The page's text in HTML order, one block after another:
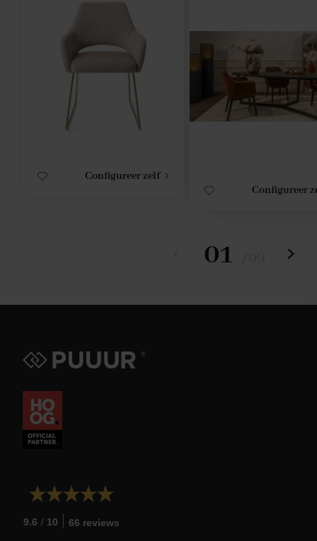
Configureer zelf
Configureer
01
9.6 / 10 66 reviews